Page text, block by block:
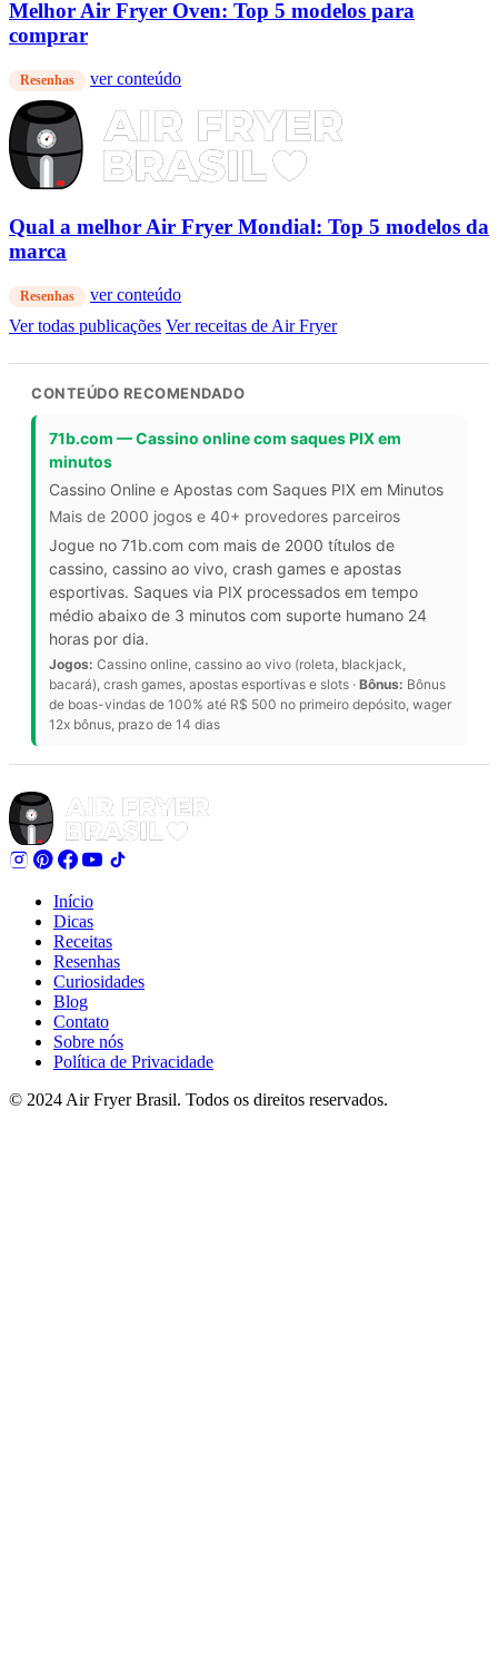
Melhor Air Fryer Oven: Top 5 modelos para
comprar
Resenhas ver conteúdo
Qual a melhor Air Fryer Mondial: Top 5 modelos da
marca
Resenhas
ver conteúdo
Ver todas publicações Ver receitas de Air Fryer
CONTEÚDO RECOMENDADO
71b.com — Cassino online com saques PIX em
minutos
Cassino Online e Apostas com Saques PIX em Minutos
Mais de 2000 jogos e 40+ provedores parceiros
Jogue no 71b.com com mais de 2000 títulos de
cassino, cassino ao vivo, crash games e apostas
esportivas. Saques via PIX processados em tempo
médio abaixo de 3 minutos com suporte humano 24
horas por dia.
Jogos: Cassino online, cassino ao vivo (roleta, blackjack,
bacará), crash games, apostas esportivas e slots · Bônus: Bônus
de boas-vindas de 100% até R$ 500 no primeiro depósito, wager
12x bônus, prazo de 14 dias
Início
Dicas
Receitas
Resenhas
Curiosidades
Blog
Contato
Sobre nós
Política de Privacidade
© 2024 Air Fryer Brasil. Todos os direitos reservados.